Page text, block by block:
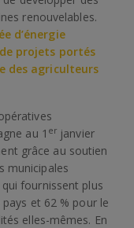
renouvelables.
d’énergie
projets portés
des agriculteurs
au 1 er janvier
grâce au soutien
municipales
fournissent plus
pays et 62 % pour le
elles-mêmes. En